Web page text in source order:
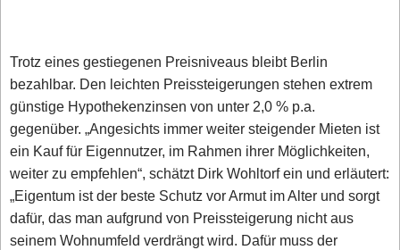
Trotz eines gestiegenen Preisniveaus bleibt Berlin
bezahlbar. Den leichten Preissteigerungen stehen extrem
günstige Hypothekenzinsen von unter 2,0 % p.a.
gegenüber. „Angesichts immer weiter steigender Mieten ist
ein Kauf für Eigennutzer, im Rahmen ihrer Möglichkeiten,
weiter zu empfehlen“, schätzt Dirk Wohltorf ein und erläutert:
„Eigentum ist der beste Schutz vor Armut im Alter und sorgt
dafür, das man aufgrund von Preissteigerung nicht aus
seinem Wohnumfeld verdrängt wird. Dafür muss der